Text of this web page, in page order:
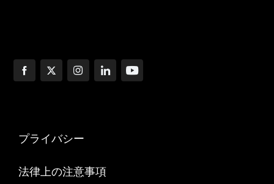
プライバシー
法律上の注意事項